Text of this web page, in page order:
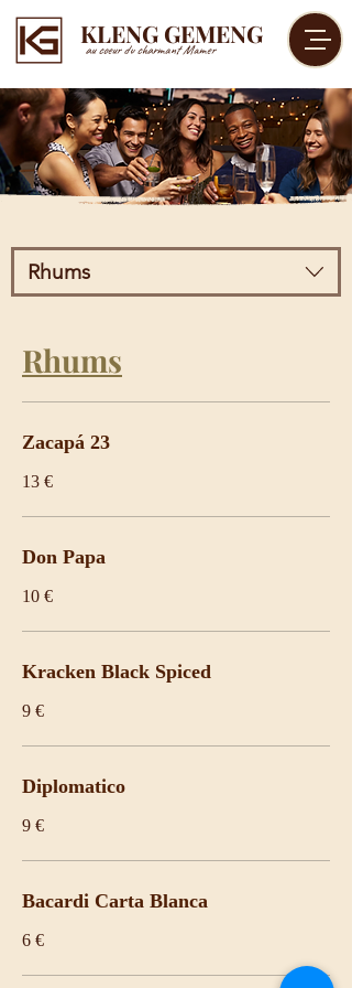
au coeur du charmant Mamer
KLENG GEMENG
Rhums
Rhums
Zacapá 23
13 €
Don Papa
10 €
Kracken Black Spiced
9 €
Diplomatico
9 €
Bacardi Carta Blanca
6 €